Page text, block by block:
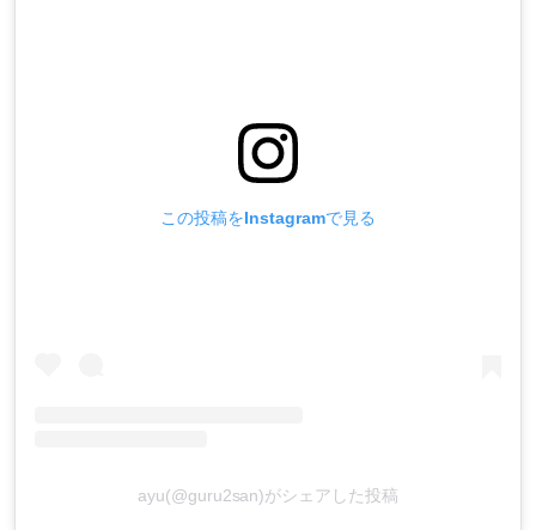
この投稿をInstagramで見る
ayu(@guru2san)がシェアした投稿